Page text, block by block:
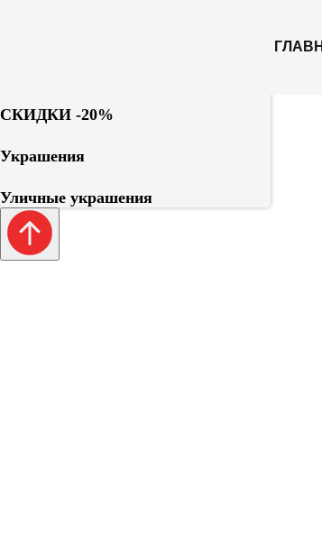
СКИДКИ -20%
Украшения
Уличные украшения